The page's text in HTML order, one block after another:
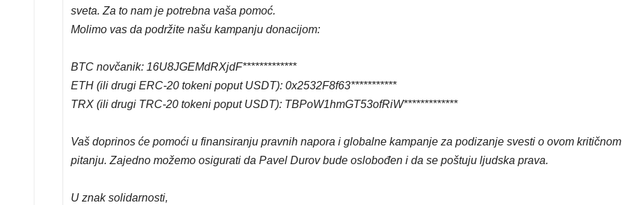
sveta. Za to nam je potrebna vaša pomoć.
Molimo vas da podržite našu kampanju donacijom:
BTC novčanik: 16U8JGEMdRXjdF*************
ETH (ili drugi ERC-20 tokeni poput USDT): 0x2532F8f63***********
TRX (ili drugi TRC-20 tokeni poput USDT): TBPoW1hmGT53ofRiW*************
Vaš doprinos će pomoći u finansiranju pravnih napora i globalne kampanje za podizanje svesti o ovom kritičnom
pitanju. Zajedno možemo osigurati da Pavel Durov bude oslobođen i da se poštuju ljudska prava.
U znak solidarnosti,